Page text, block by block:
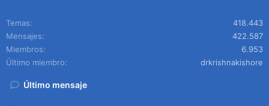
Temas
418.443
Mensajes
422.587
Miembros
6.953
Último miembro
drkrishnakishore
Último mensaje